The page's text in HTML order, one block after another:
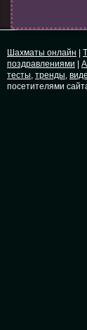
Шахматы онлайн
поздравлениями
тесты, тренды,
посетителями